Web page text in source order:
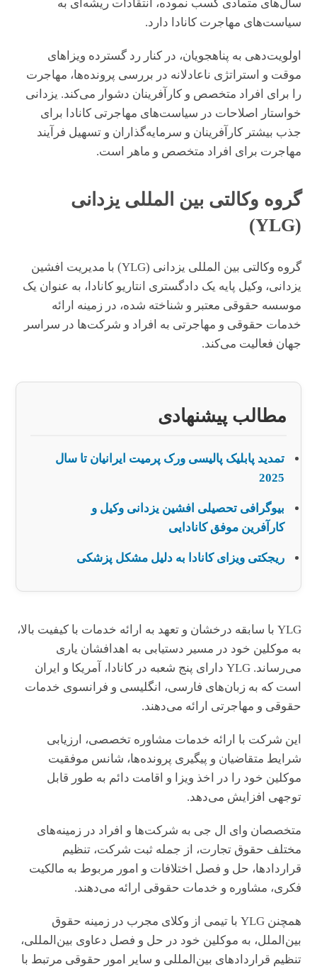
سال‌های متمادی کسب نموده، انتقادات ریشه‌ای به
سیاست‌های مهاجرت کانادا دارد.
اولویت‌دهی به پناهجویان، در کنار رد گسترده ویزاهای
موقت و استراتژی ناعادلانه در بررسی پرونده‌ها، مهاجرت
را برای افراد متخصص و کارآفرینان دشوار می‌کند. یزدانی
خواستار اصلاحات در سیاست‌های مهاجرتی کانادا برای
جذب بیشتر کارآفرینان و سرمایه‌گذاران و تسهیل فرآیند
مهاجرت برای افراد متخصص و ماهر است.
گروه وکالتی بین المللی یزدانی
(YLG)
گروه وکالتی بین المللی یزدانی (YLG) با مدیریت افشین
یزدانی، وکیل پایه یک دادگستری انتاریو کانادا، به عنوان یک
موسسه حقوقی معتبر و شناخته شده، در زمینه ارائه
خدمات حقوقی و مهاجرتی به افراد و شرکت‌ها در سراسر
جهان فعالیت می‌کند.
مطالب پیشنهادی
تمدید پابلیک پالیسی ورک پرمیت ایرانیان تا سال
2025
بیوگرافی تحصیلی افشین یزدانی وکیل و
کارآفرین موفق کانادایی
ریجکتی ویزای کانادا به دلیل مشکل پزشکی
YLG با سابقه درخشان و تعهد به ارائه خدمات با کیفیت بالا،
به موکلین خود در مسیر دستیابی به اهدافشان یاری
می‌رساند. YLG دارای پنج شعبه در کانادا، آمریکا و ایران
است که به زبان‌های فارسی، انگلیسی و فرانسوی خدمات
حقوقی و مهاجرتی ارائه می‌دهند.
این شرکت با ارائه خدمات مشاوره تخصصی، ارزیابی
شرایط متقاضیان و پیگیری پرونده‌ها، شانس موفقیت
موکلین خود را در اخذ ویزا و اقامت دائم به طور قابل
توجهی افزایش می‌دهد.
متخصصان وای ال جی به شرکت‌ها و افراد در زمینه‌های
مختلف حقوق تجارت، از جمله ثبت شرکت، تنظیم
قراردادها، حل و فصل اختلافات و امور مربوط به مالکیت
فکری، مشاوره و خدمات حقوقی ارائه می‌دهند.
همچنن YLG با تیمی از وکلای مجرب در زمینه حقوق
بین‌الملل، به موکلین خود در حل و فصل دعاوی بین‌المللی،
تنظیم قراردادهای بین‌المللی و سایر امور حقوقی مرتبط با